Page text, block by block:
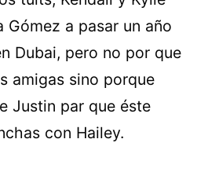
Gómez a pasar un año
Dubai, pero no por que
amigas sino porque
Justin par que éste
con Hailey.